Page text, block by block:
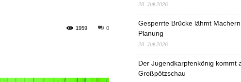
0
1959
28. Juli 2026
Gesperrte Brücke lähmt
Planung
28. Juli 2026
Der Jugendkarpfenkönig kommt
Großpötzschau